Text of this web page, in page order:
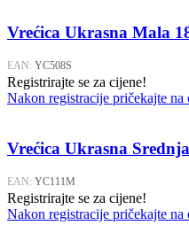
Vrećica Ukrasna Mala
EAN: YC508S
Registrirajte se za cijene!
Nakon registracije pričekajte na
Vrećica Ukrasna
EAN: YC111M
Registrirajte se za cijene!
Nakon registracije pričekajte na